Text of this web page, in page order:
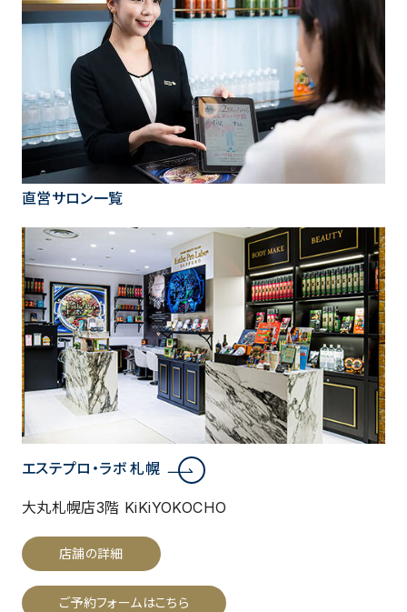
直営サロン一覧
エステプロ・ラボ 札幌
大丸札幌店3階 KiKiYOKOCHO
店舗の詳細
ご予約フォームはこちら